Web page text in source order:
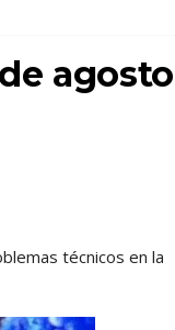
agosto
técnicos en la